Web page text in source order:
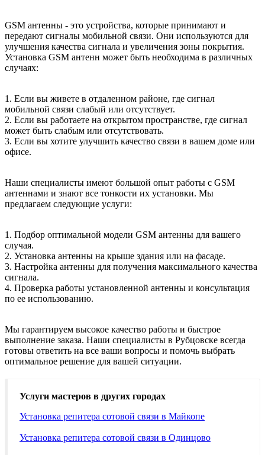
GSM антенны - это устройства, которые принимают и
передают сигналы мобильной связи. Они используются для
улучшения качества сигнала и увеличения зоны покрытия.
Установка GSM антенн может быть необходима в различных
случаях:
1. Если вы живете в отдаленном районе, где сигнал
мобильной связи слабый или отсутствует.
2. Если вы работаете на открытом пространстве, где сигнал
может быть слабым или отсутствовать.
3. Если вы хотите улучшить качество связи в вашем доме или
офисе.
Наши специалисты имеют большой опыт работы с GSM
антеннами и знают все тонкости их установки. Мы
предлагаем следующие услуги:
1. Подбор оптимальной модели GSM антенны для вашего
случая.
2. Установка антенны на крыше здания или на фасаде.
3. Настройка антенны для получения максимального качества
сигнала.
4. Проверка работы установленной антенны и консультация
по ее использованию.
Мы гарантируем высокое качество работы и быстрое
выполнение заказа. Наши специалисты в Рубцовске всегда
готовы ответить на все ваши вопросы и помочь выбрать
оптимальное решение для вашей ситуации.
Услуги мастеров в других городах
Установка репитера сотовой связи в Майкопе
Установка репитера сотовой связи в Одинцово